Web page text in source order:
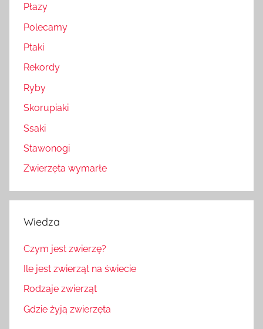
Płazy
Polecamy
Ptaki
Rekordy
Ryby
Skorupiaki
Ssaki
Stawonogi
Zwierzęta wymarłe
Wiedza
Czym jest zwierzę?
Ile jest zwierząt na świecie
Rodzaje zwierząt
Gdzie żyją zwierzęta